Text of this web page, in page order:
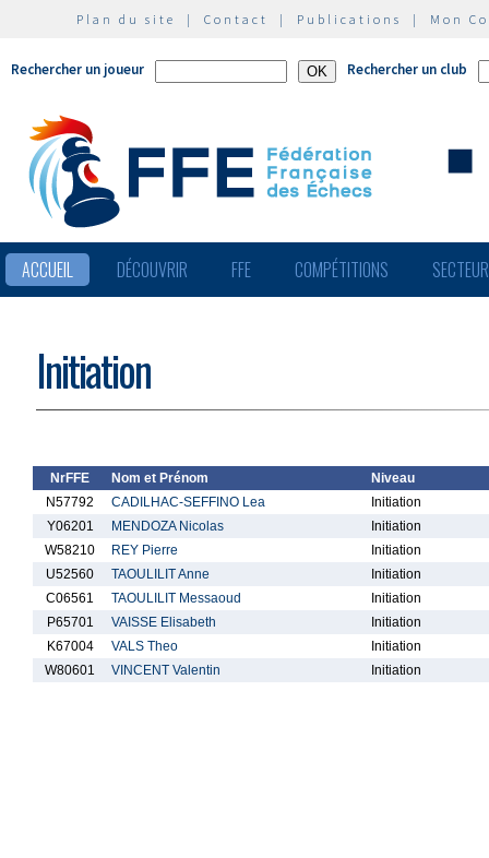
Plan du site | Contact | Publications | Mon
Rechercher un joueur Rechercher un club
ACCUEIL DÉCOUVRIR FFE COMPÉTITIONS
Initiation
NrFFE Nom et Prénom
Niveau
N57792
CADILHAC-SEFFINO Lea
Initiation
Y06201
MENDOZA Nicolas
Initiation
W58210
REY Pierre
Initiation
U52560
TAOULILIT Anne
Initiation
C06561
TAOULILIT Messaoud
Initiation
P65701
VAISSE Elisabeth
Initiation
K67004
VALS Theo
Initiation
W80601
VINCENT Valentin Initiation